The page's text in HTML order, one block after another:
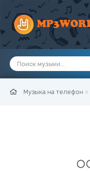
Музыка на телефон »